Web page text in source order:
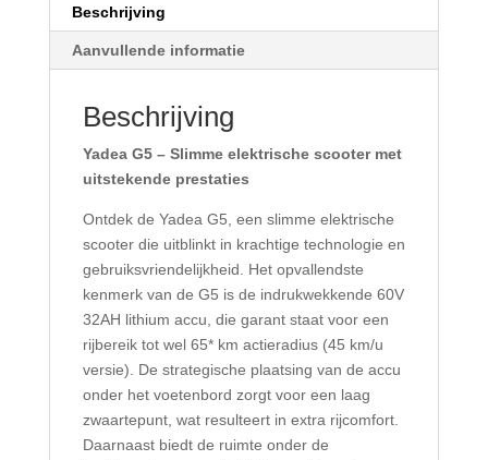
Beschrijving
Aanvullende informatie
Beschrijving
Yadea G5 – Slimme elektrische scooter met
uitstekende prestaties
Ontdek de Yadea G5, een slimme elektrische
scooter die uitblinkt in krachtige technologie en
gebruiksvriendelijkheid. Het opvallendste
kenmerk van de G5 is de indrukwekkende 60V
32AH lithium accu, die garant staat voor een
rijbereik tot wel 65* km actieradius (45 km/u
versie). De strategische plaatsing van de accu
onder het voetenbord zorgt voor een laag
zwaartepunt, wat resulteert in extra rijcomfort.
Daarnaast biedt de ruimte onder de